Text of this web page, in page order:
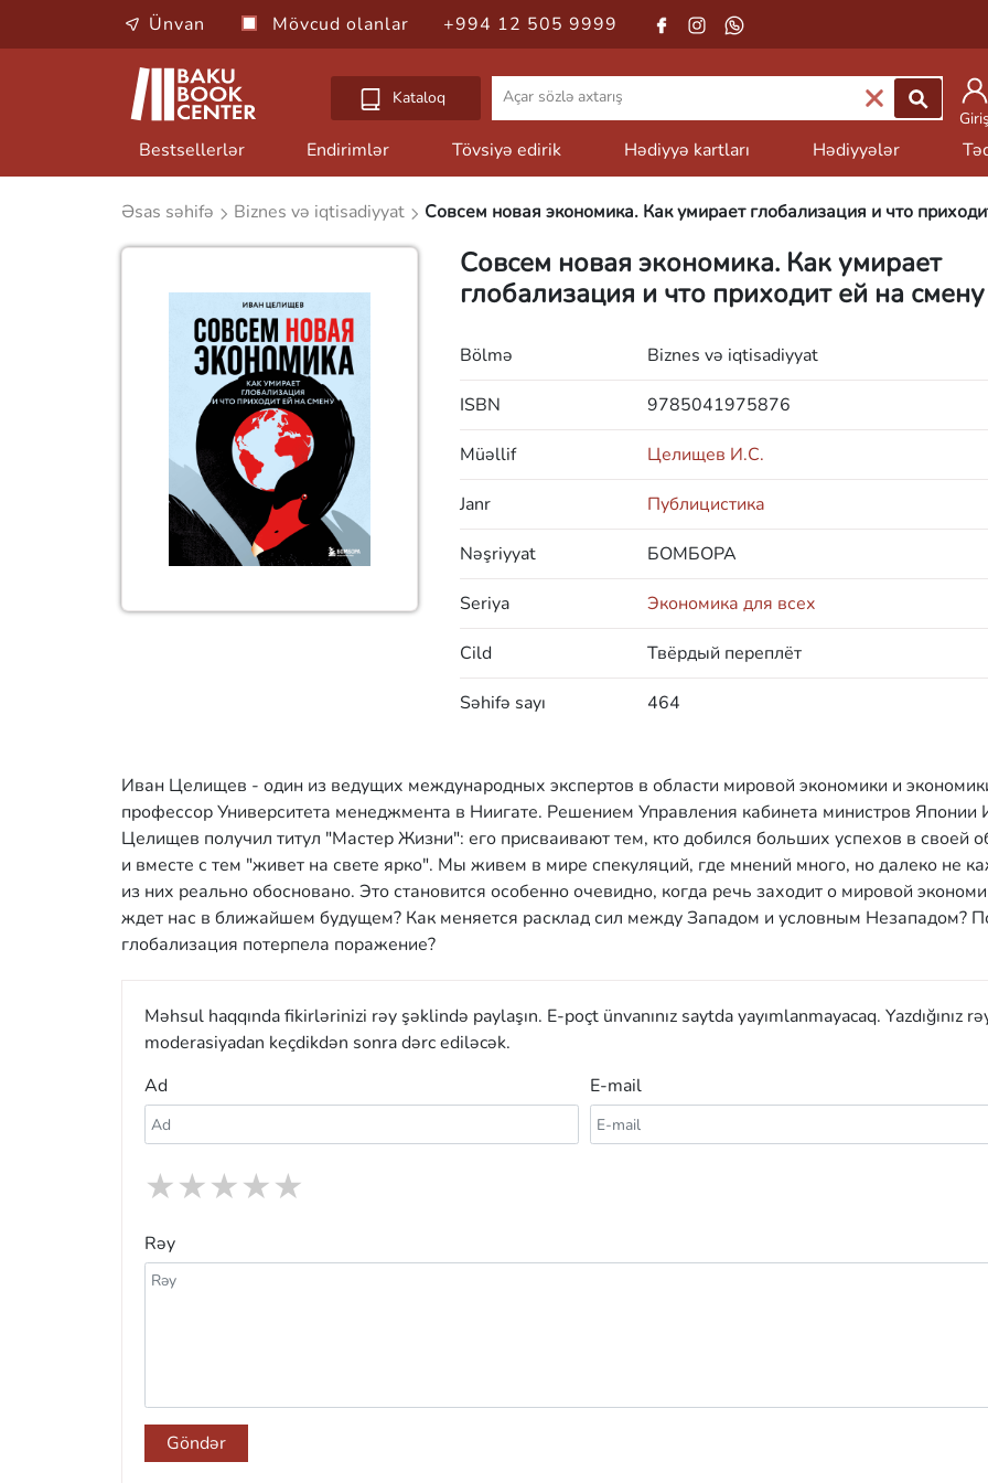
Ünvan Mövcud olanlar +994 12 505 9999
Kataloq
Bestsellerlər Endirimlər Tövsiyə edirik Hədiyyə kartları Hədiyyələr
Əsas səhifə Biznes və iqtisadiyyat Совсем новая экономика. Как умирает глобализация и что
Совсем новая экономика. Как умирает
глобализация и что приходит ей на смену
Bölmə Biznes və iqtisadiyyat
ISBN 9785041975876
Müəllif Целищев И.С.
Janr Публицистика
Nəşriyyat БОМБОРА
Seriya Экономика для всех
Cild Твёрдый переплёт
Səhifə sayı 464
Иван Целищев - один из ведущих международных экспертов в области мировой экономики и
профессор Университета менеджмента в Ниигате. Решением Управления кабинета министров Японии
Целищев получил титул "Мастер Жизни": его присваивают тем, кто добился больших успехов в своей
и вместе с тем "живет на свете ярко". Мы живем в мире спекуляций, где мнений много, но далеко не
из них реально обосновано. Это становится особенно очевидно, когда речь заходит о мировой
ждет нас в ближайшем будущем? Как меняется расклад сил между Западом и условным Незападом?
глобализация потерпела поражение?
Məhsul haqqında fikirlərinizi rəy şəklində paylaşın. E-poçt ünvanınız saytda yayımlanmayacaq. Yazdığınız
moderasiyadan keçdikdən sonra dərc ediləcək.
Ad
E-mail
★
★
★
★
★
Rəy
Göndər